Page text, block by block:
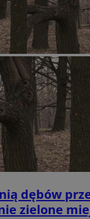
dębów
zielone